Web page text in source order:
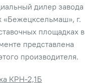
дилер завода
«Бежецксельмаш», г.
площадках в
представлена
производителя.
КРН-2,1Б